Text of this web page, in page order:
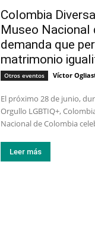
Colombia
Museo Nacional
demanda que
matrimonio
Otros eventos Víctor
El próximo 28 de junio,
Orgullo LGBTIQ+,
Nacional de Colombia
Leer más